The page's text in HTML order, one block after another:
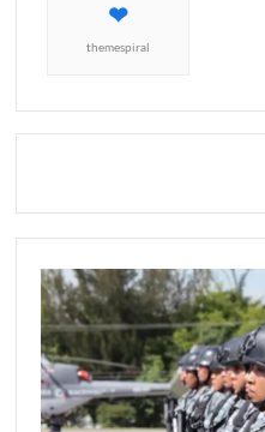
themespiral